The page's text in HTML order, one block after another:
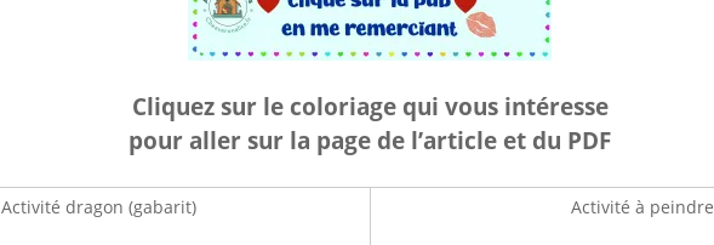
Cliquez sur le coloriage qui vous intéresse
pour aller sur la page de l’article et du PDF
Activité dragon (gabarit) Activité à peindre